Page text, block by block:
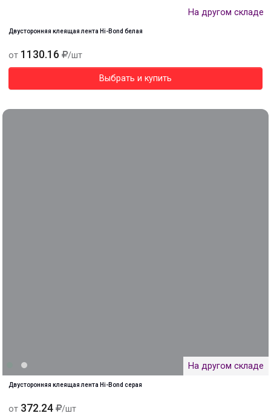
На другом складе
Двусторонняя клеящая лента Hi-Bond белая
от 1130.16 /шт
Выбрать и купить
На другом складе
Двусторонняя клеящая лента Hi-Bond серая
от 372.24 /шт